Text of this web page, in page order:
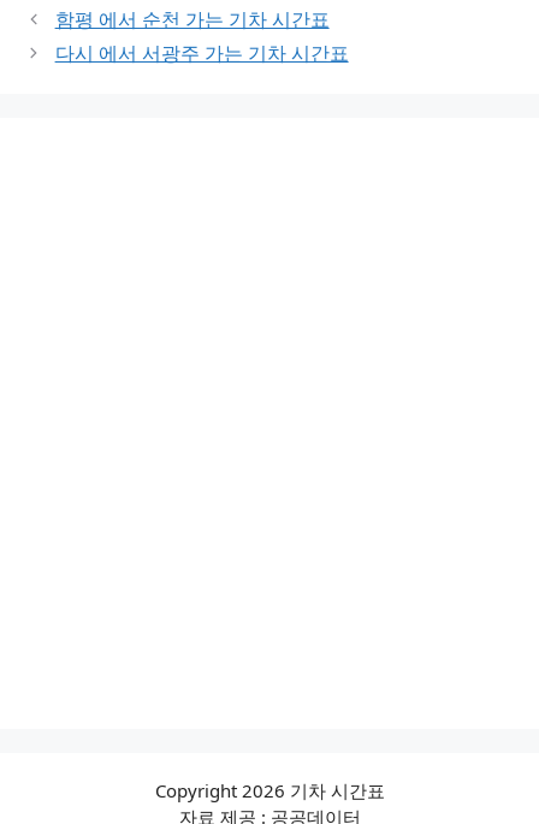
함평 에서 순천 가는 기차 시간표
다시 에서 서광주 가는 기차 시간표
Copyright 2026 기차 시간표
자료 제공 : 공공데이터